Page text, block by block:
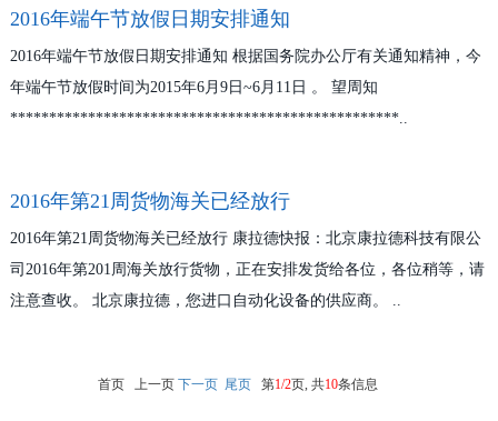
2016年端午节放假日期安排通知
2016年端午节放假日期安排通知 根据国务院办公厅有关通知精神，今
年端午节放假时间为2015年6月9日~6月11日 。 望周知
**************************************************..
2016年第21周货物海关已经放行
2016年第21周货物海关已经放行 康拉德快报：北京康拉德科技有限公
司2016年第201周海关放行货物，正在安排发货给各位，各位稍等，请
注意查收。 北京康拉德，您进口自动化设备的供应商。 ..
首页 上一页 下一页 尾页 第1/2页, 共10条信息